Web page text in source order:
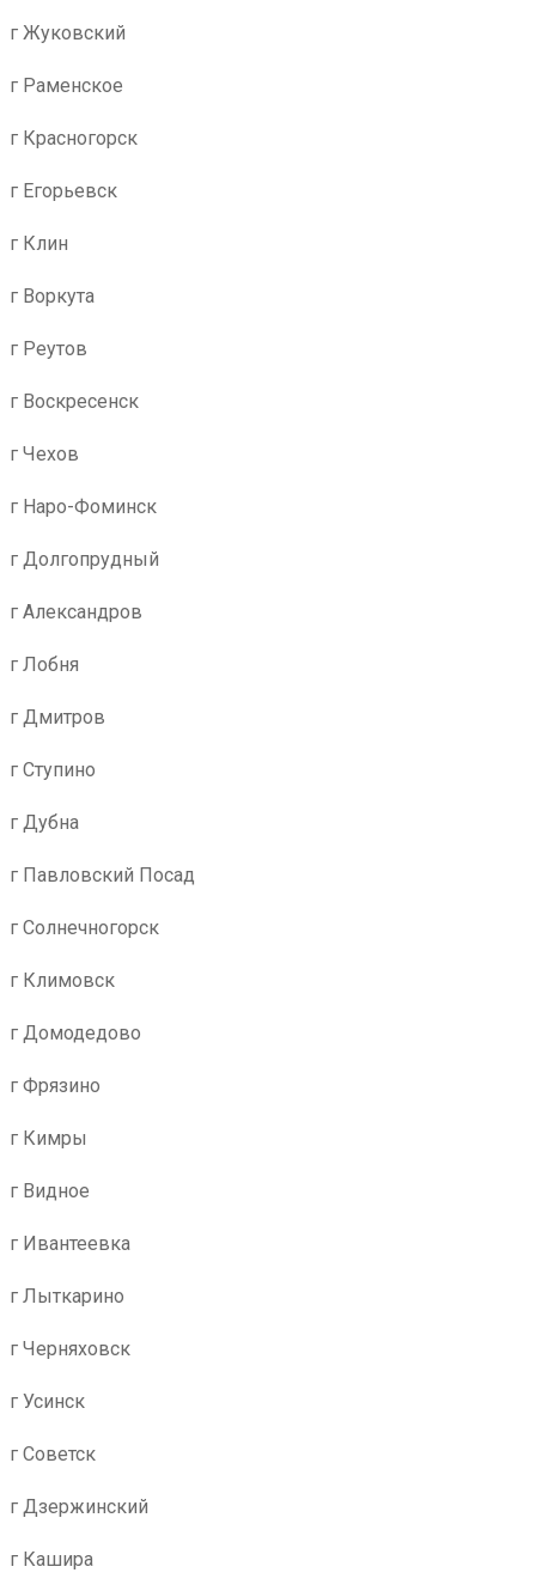
г Жуковский
г Раменское
г Красногорск
г Егорьевск
г Клин
г Воркута
г Реутов
г Воскресенск
г Чехов
г Наро-Фоминск
г Долгопрудный
г Александров
г Лобня
г Дмитров
г Ступино
г Дубна
г Павловский Посад
г Солнечногорск
г Климовск
г Домодедово
г Фрязино
г Кимры
г Видное
г Ивантеевка
г Лыткарино
г Черняховск
г Усинск
г Советск
г Дзержинский
г Кашира